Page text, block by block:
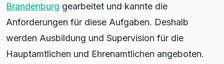
Brandenburg gearbeitet und kannte die
Anforderungen für diese Aufgaben. Deshalb
werden Ausbildung und Supervision für die
Hauptamtlichen und Ehrenamtlichen angeboten.